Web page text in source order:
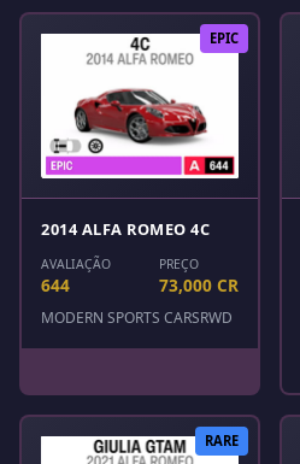
EPIC
2014 ALFA ROMEO 4C
AVALIAÇÃO
644
PREÇO
73,000 CR
MODERN SPORTS CARSRWD
RARE